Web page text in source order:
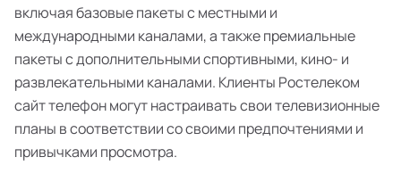
включая базовые пакеты с местными и
международными каналами, а также премиальные
пакеты с дополнительными спортивными, кино- и
развлекательными каналами. Клиенты Ростелеком
сайт телефон могут настраивать свои телевизионные
планы в соответствии со своими предпочтениями и
привычками просмотра.